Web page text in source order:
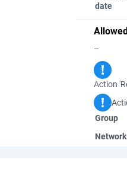
date
–
Action
Group
Network